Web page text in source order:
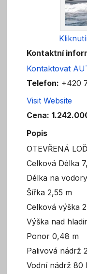
Kontaktní
Kontaktovat
Telefon: +420
Visit Website
Cena:
Popis
OTEVŘENÁ LOĎ
Celková Délka
Délka na
Šířka 2,55 m
Celková výška
Výška nad
Ponor 0,48 m
Palivová nádrž
Vodní nádrž 80 l